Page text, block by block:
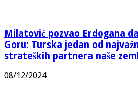
Milatović pozvao Erdogana
Goru: Turska jedan od
strateških partnera naše
08/12/2024